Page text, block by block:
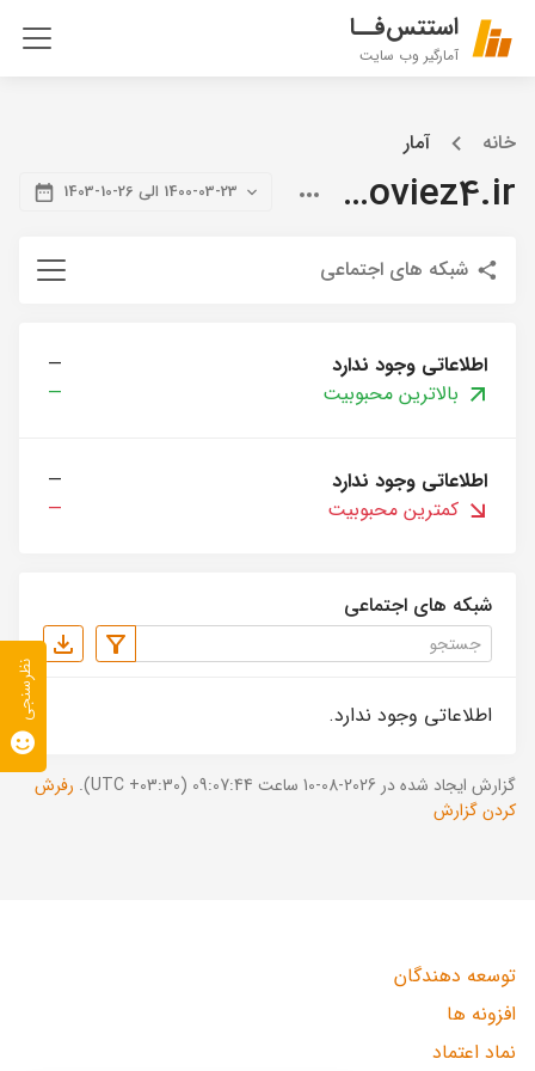
استتس‌فــا
آمارگیر وب سایت
خانه آمار
citymoviez4.ir 1400-03-23 الی 26-10-1403
شبکه های اجتماعی
اطلاعاتی وجود ندارد
—
بالاترین محبوبیت
—
اطلاعاتی وجود ندارد
—
کمترین محبوبیت
—
شبکه های اجتماعی
اطلاعاتی وجود ندارد.
گزارش ایجاد شده در 2026-08-10 ساعت 09:07:44 (UTC +03:30).
رفرش
کردن گزارش
توسعه دهندگان
افزونه ها
نماد اعتماد
نظرسنجی